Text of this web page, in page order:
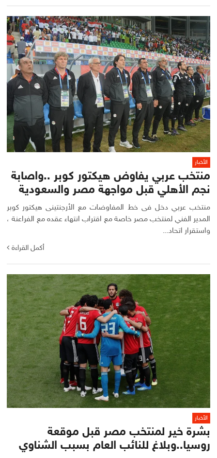
الأخبار
منتخب عربي يفاوض هيكتور كوبر ..واصابة
نجم الأهلي قبل مواجهة مصر والسعودية
منتخب عربي دخل فى خط المفاوضات مع الأرجنتينى هيكتور كوبر
المدير الفني لمنتخب مصر خاصة مع اقتراب انتهاء عقده مع الفراعنة ،
واستقرار اتحاد...
أكمل القراءة
الأخبار
بشرة خير لمنتخب مصر قبل موقعة
روسيا..وبلاغ للنائب العام بسبب الشناوي